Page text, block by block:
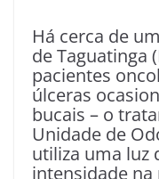
Há cerca de
de Taguatinga
pacientes
úlceras
bucais – o
Unidade de
utiliza uma luz
intensidade